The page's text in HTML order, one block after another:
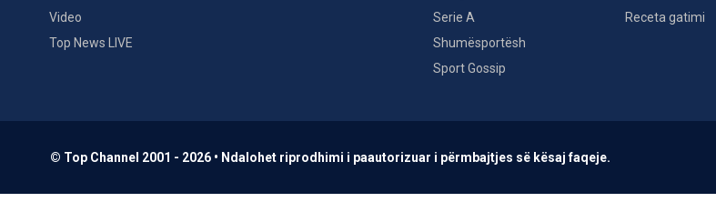
Video
Top News LIVE
Serie A
Shumësportësh
Sport Gossip
Receta gatimi
© Top Channel 2001 - 2026 • Ndalohet riprodhimi i paautorizuar i përmbajtjes së kësaj faqeje.